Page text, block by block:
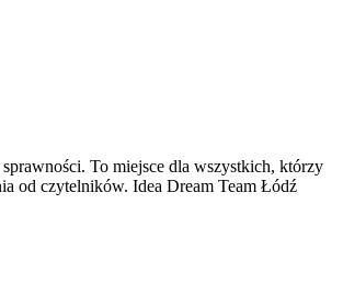
To miejsce dla wszystkich, którzy
od czytelników. Idea Dream Team Łódź